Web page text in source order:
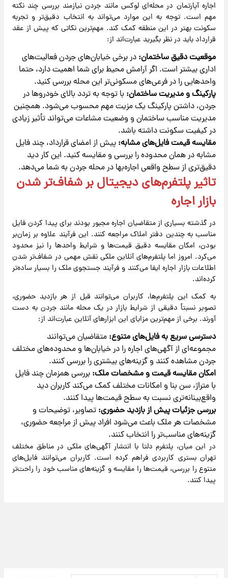
اجاره آپارتمان در محله‌ای لوکس مانند جردن نیازمند بررسی چند نکته
مهم است. توجه به این موارد می‌تواند به انتخاب دقیق‌تر و تجربه
سکونت بهتر در این منطقه کمک کند. مهم‌ترین نکاتی که پیش از عقد
قرارداد باید در نظر بگیرید عبارت‌اند از:
موقعیت دقیق ساختمان: در برخی خیابان‌های جردن فعالیت‌های
اداری بیشتر است. اگر آرامش محیط برای شما اهمیت دارد، حتما
واحدهایی را در فرعی‌های مسکونی‌تر این محله بررسی کنید.
پارکینگ و مدیریت ساختمان: با توجه به تردد بالای خودروها در
جردن، داشتن پارکینگ یک مزیت مهم محسوب می‌شود. همچنین
مدیریت مناسب ساختمان و وضعیت مشاعات می‌تواند تأثیر زیادی
در کیفیت سکونت داشته باشد.
مقایسه قیمت فایل‌های مشابه: پیش از امضای قرارداد، چند فایل
مشابه در همان محدوده را بررسی و مقایسه کنید. این کار دید
دقیق‌تری از سطح واقعی اجاره‌بها در محله جردن به شما می‌دهد.
تاثیر پلتفرم‌های دیجیتال بر شفاف‌تر شدن
بازار اجاره
در گذشته بسیاری از متقاضیان اجاره مجبور بودند برای پیدا کردن فایل
مناسب به چندین دفتر املاک مراجعه کنند. این فرآیند علاوه بر زمان‌بر
بودن، امکان مقایسه دقیق قیمت‌ها و شرایط واحدها را نیز محدود
می‌کرد. امروز اما پلتفرم‌های آنلاین ملکی نقش مهمی در شفاف‌تر شدن
اطلاعات بازار اجاره ایفا می‌کنند و فرآیند جستجوی ملک را بسیار ساده‌تر
کرده‌اند.
به کمک این پلتفرم‌ها، کاربران می‌توانند قبل از هر بازدید حضوری،
تصویر نسبتاً دقیقی از شرایط بازار در یک محله مانند جردن به دست
آورند. برخی از مهم‌ترین مزایای این ابزارهای آنلاین عبارت‌اند از:
دسترسی سریع به فایل‌های متنوع: متقاضیان می‌توانند
مجموعه‌ای از آگهی‌های اجاره را در خیابان‌ها و محدوده‌های مختلف
جردن مشاهده کنند و گزینه‌های بیشتری را بررسی کنند.
امکان مقایسه قیمت و مشخصات ملک: بررسی همزمان چند فایل
با متراژ، سن بنا و امکانات مختلف کمک می‌کند کاربران دید
واقع‌بینانه‌تری نسبت به سطح قیمت‌ها پیدا کنند.
بررسی جزئیات پیش از بازدید حضوری: تصاویر، توضیحات و
مشخصات هر ملک باعث می‌شود افراد پیش از مراجعه حضوری،
گزینه‌های مناسب‌تر را انتخاب کنند.
در این میان، پلتفرم دلتا با انتشار آگهی‌های ملکی در مناطق مختلف
تهران بستری کاربردی فراهم کرده است. کاربران می‌توانند فایل‌های
متنوع را بررسی، قیمت‌ها را مقایسه و گزینه‌های مناسب خود را راحت‌تر
پیدا کنند.